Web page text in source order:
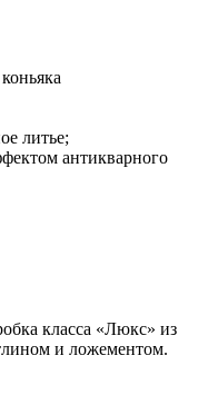
литье;
антикварного
класса «Люкс» из
и ложементом.